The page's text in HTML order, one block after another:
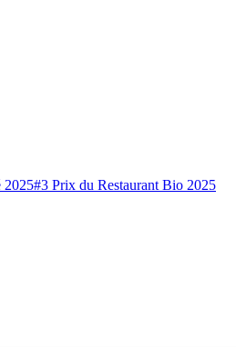
2025#3 Prix du Restaurant Bio 2025